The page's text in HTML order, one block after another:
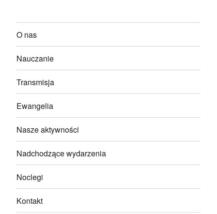
O nas
Nauczanie
Transmisja
Ewangelia
Nasze aktywności
Nadchodzące wydarzenia
Noclegi
Kontakt